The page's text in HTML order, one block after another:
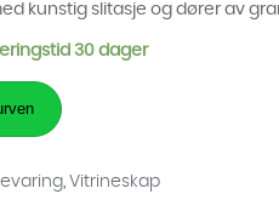
kunstig slitasje og dører av
30 dager
, Vitrineskap